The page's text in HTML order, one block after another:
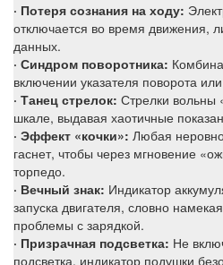
· Потеря сознания на ходу:
отключается во время движения,
данных.
· Синдром поворотника:
включении указателя поворота
· Танец стрелок: Стрелки вольны
шкале, выдавая хаотичные
· Эффект «кочки»: Любая
гаснет, чтобы через мгновение
торпедо.
· Вечный знак: Индикатор
запуска двигателя, словно
проблемы с зарядкой.
· Призрачная подсветка: Не
подсветка, индикатор подушки